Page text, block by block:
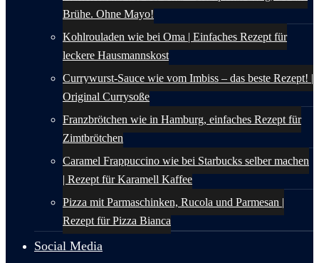
Brühe. Ohne Mayo!
Kohlrouladen wie bei Oma | Einfaches Rezept für
leckere Hausmannskost
Currywurst-Sauce wie vom Imbiss – das beste Rezept! |
Original Currysoße
Franzbrötchen wie in Hamburg, einfaches Rezept für
Zimtbrötchen
Caramel Frappuccino wie bei Starbucks selber machen
| Rezept für Karamell Kaffee
Pizza mit Parmaschinken, Rucola und Parmesan |
Rezept für Pizza Bianca
Social Media